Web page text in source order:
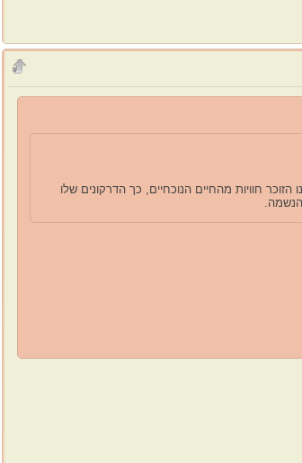
חוויות מהחיים הנוכחיים, כך הדרקונים שלו
הנשמה.